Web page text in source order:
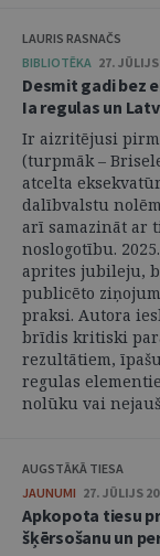
LAURIS RASNAČS
BIBLIOTĒKA 27.
Desmit gadi bez
Ia regulas un
Ir aizritējusi
(turpmāk –
atcelta
dalībvalstu
arī samazināt ar
noslogotību.
aprites jubileju,
publicēto
praksi. Autora
brīdis kritiski
rezultātiem,
regulas
nolūku vai
AUGSTĀKĀ TIESA
JAUNUMI 27. JŪLIJS
Apkopota tiesu
šķērsošanu un